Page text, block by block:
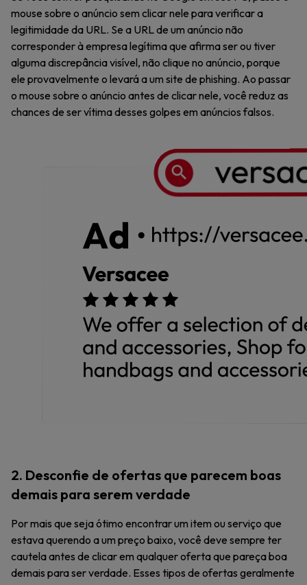
mouse sobre o anúncio sem clicar nele para verificar a
legitimidade da URL. Se a URL de um anúncio não
corresponder à empresa legítima que afirma ser ou tiver
alguma discrepância visível, não clique no anúncio, porque
ele provavelmente o levará a um site de phishing. Ao passar
o mouse sobre o anúncio antes de clicar nele, você reduz as
chances de ser vítima desses golpes em anúncios falsos.
2. Desconfie de ofertas que parecem boas
demais para serem verdade
Por mais que seja ótimo encontrar um item ou serviço que
estava querendo a um preço baixo, você deve sempre ter
cautela antes de clicar em qualquer oferta que pareça boa
demais para ser verdade. Esses tipos de ofertas geralmente